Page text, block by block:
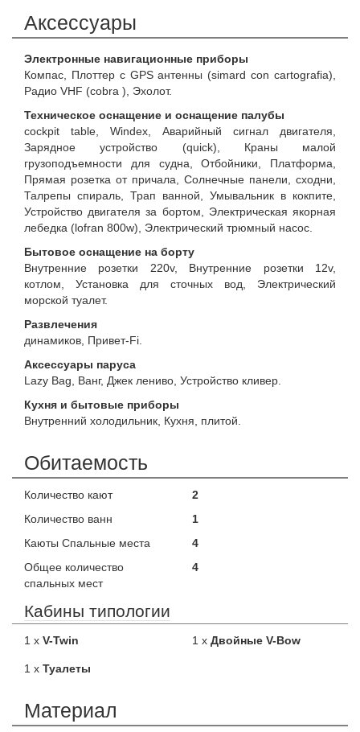
Аксессуары
Электронные навигационные приборы
Компас, Плоттер с GPS антенны (simard con cartografia),
Радио VHF (cobra ), Эхолот.
Техническое оснащение и оснащение палубы
cockpit table, Windex, Аварийный сигнал двигателя,
Зарядное устройство (quick), Краны малой
грузоподъемности для судна, Отбойники, Платформа,
Прямая розетка от причала, Солнечные панели, сходни,
Талрепы спираль, Трап ванной, Умывальник в кокпите,
Устройство двигателя за бортом, Электрическая якорная
лебедка (lofran 800w), Электрический трюмный насос.
Бытовое оснащение на борту
Внутренние розетки 220v, Внутренние розетки 12v,
котлом, Установка для сточных вод, Электрический
морской туалет.
Развлечения
динамиков, Привет-Fi.
Аксессуары паруса
Lazy Bag, Ванг, Джек лениво, Устройство кливер.
Кухня и бытовые приборы
Внутренний холодильник, Кухня, плитой.
Обитаемость
Количество кают
2
Количество ванн
1
Каюты Спальные места
4
Общее количество
спальных мест
4
Кабины типологии
1 x V-Twin 1 x Двойные V-Bow
1 x Туалеты
Материал